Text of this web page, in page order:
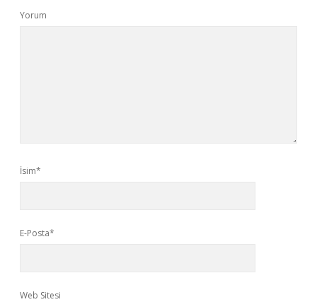
Yorum
İsim*
E-Posta*
Web Sitesi